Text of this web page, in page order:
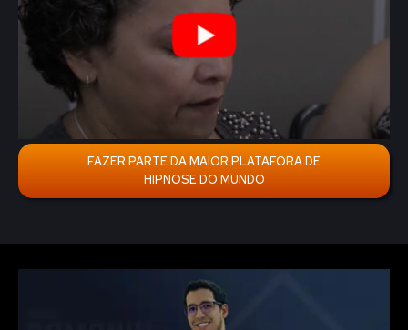
FAZER PARTE DA MAIOR PLATAFORA DE
HIPNOSE DO MUNDO